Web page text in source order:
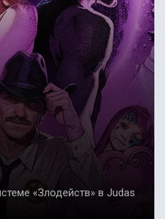
«Злодейств» в Judas